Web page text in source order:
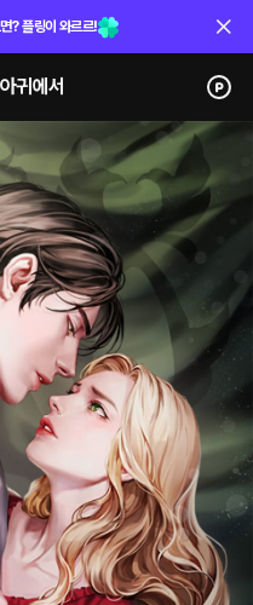
? 플링이 와르르!
귀에서